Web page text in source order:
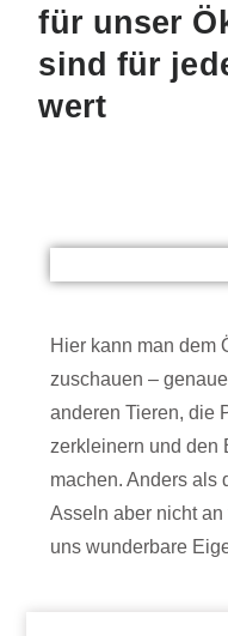
für unser
sind für
wert
Hier kann man dem
zuschauen –
anderen Tieren, die
zerkleinern und den
machen. Anders als
Asseln aber nicht
uns wunderbare